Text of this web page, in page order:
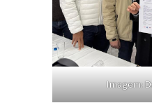
Imagem: